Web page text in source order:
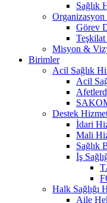
Sağlık
Organizasyon
Görev
Teşkilat
Misyon &
Birimler
Acil Sağlık
Acil
Destek
İdari
Mali
Sağlık
İş
Halk Sağlığı
Aile